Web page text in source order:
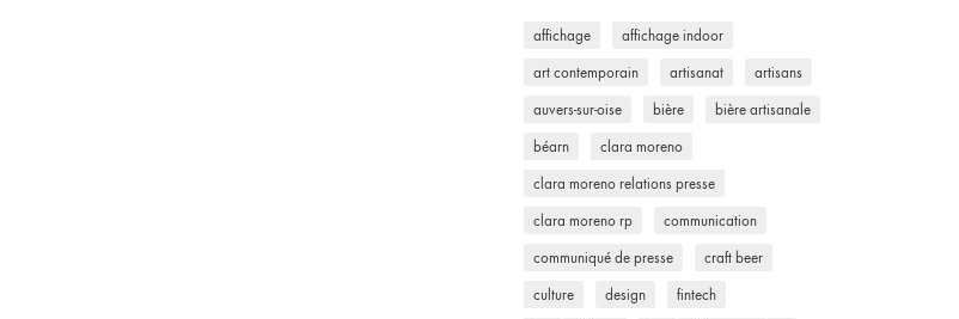
affichage affichage indoor
art contemporain artisanat artisans
auvers-sur-oise bière bière artisanale
béarn clara moreno
clara moreno relations presse
clara moreno rp communication
communiqué de presse craft beer
culture design fintech